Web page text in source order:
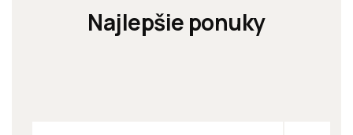
Najlepšie ponuky